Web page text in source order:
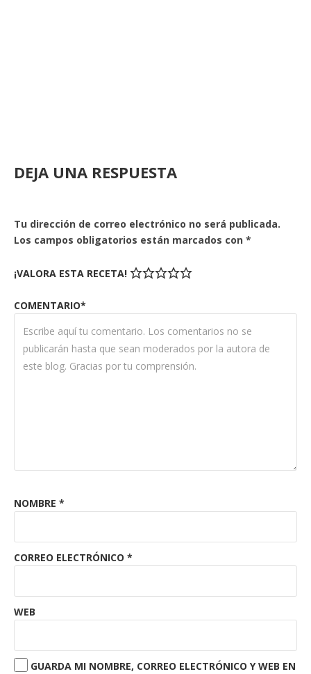
DEJA UNA RESPUESTA
Tu dirección de correo electrónico no será publicada.
Los campos obligatorios están marcados con *
¡VALORA ESTA RECETA!
COMENTARIO*
NOMBRE *
CORREO ELECTRÓNICO *
WEB
GUARDA MI NOMBRE, CORREO ELECTRÓNICO Y WEB EN